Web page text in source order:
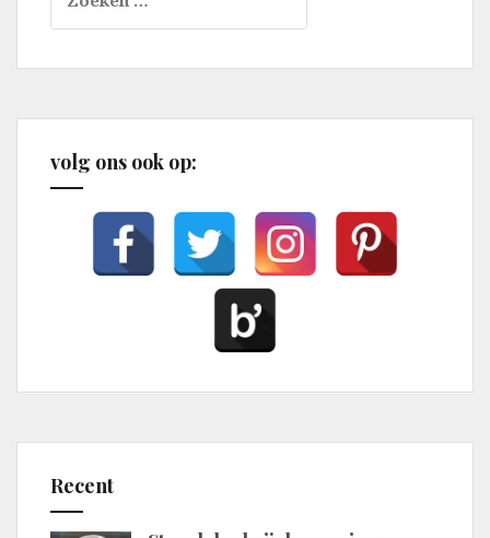
naar:
volg ons ook op:
Recent